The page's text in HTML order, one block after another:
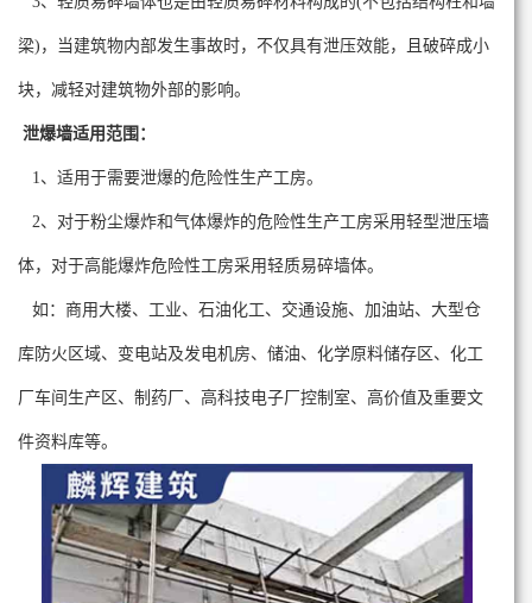
梁)，当建筑物内部发生事故时，不仅具有泄压效能，且破碎成小
块，减轻对建筑物外部的影响。
泄爆墙适用范围：
1、适用于需要泄爆的危险性生产工房。
2、对于粉尘爆炸和气体爆炸的危险性生产工房采用轻型泄压墙
体，对于高能爆炸危险性工房采用轻质易碎墙体。
如：商用大楼、工业、石油化工、交通设施、加油站、大型仓
库防火区域、变电站及发电机房、储油、化学原料储存区、化工
厂车间生产区、制药厂、高科技电子厂控制室、高价值及重要文
件资料库等。